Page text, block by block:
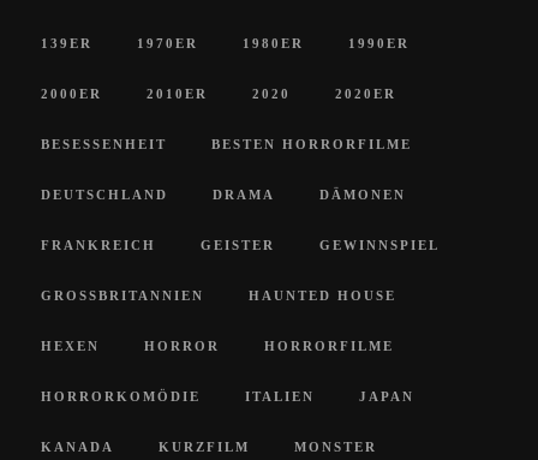
139ER 1970ER 1980ER 1990ER
2000ER 2010ER 2020 2020ER
BESESSENHEIT BESTEN HORRORFILME
DEUTSCHLAND DRAMA DÄMONEN
FRANKREICH GEISTER GEWINNSPIEL
GROSSBRITANNIEN HAUNTED HOUSE
HEXEN HORROR HORRORFILME
HORRORKOMÖDIE ITALIEN JAPAN
KANADA KURZFILM MONSTER